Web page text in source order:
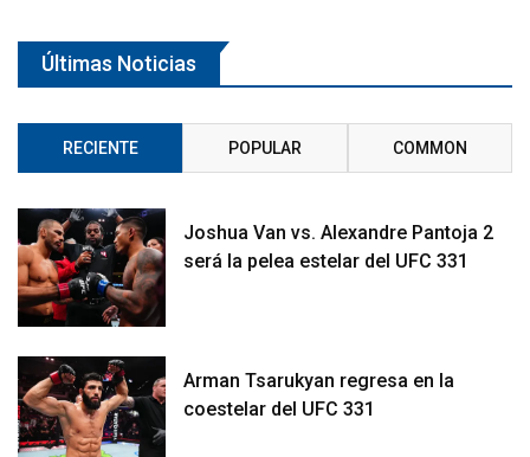
Últimas Noticias
RECIENTE POPULAR COMMON
Joshua Van vs. Alexandre Pantoja 2
será la pelea estelar del UFC 331
Arman Tsarukyan regresa en la
coestelar del UFC 331